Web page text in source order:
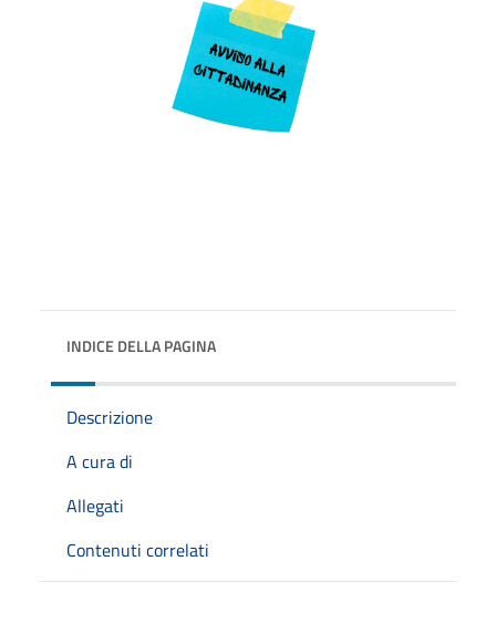
INDICE DELLA PAGINA
Descrizione
A cura di
Allegati
Contenuti correlati